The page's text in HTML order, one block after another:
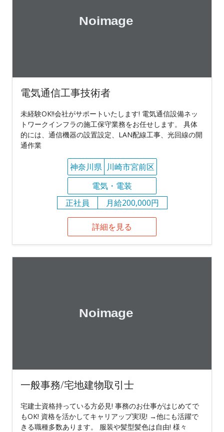
電気通信工事技術者
未経験OK!!会社がサポートいたします! 電気通信設備ネッ
トワークインフラの施工保守業務をお任せします。 具体
的には、通信機器の設置設定、LAN配線工事、光回線の開
通作業
神奈川県 川崎市宮前区
電気・電装
正社員
月給200,000円
詳細を見る
一般事務/宅地建物取引士
宅建士資格持っている方必見! 事務のお仕事がはじめてで
もOK! 資格を活かしてキャリアップ実現! →他にも活躍で
きる職種多数あります。 服装や髪型髪色は自由! 様々